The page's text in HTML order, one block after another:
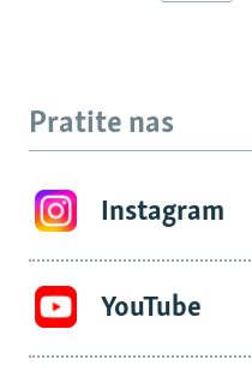
Pratite nas
Instagram
YouTube